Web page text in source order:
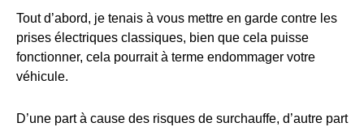
Tout d’abord, je tenais à vous mettre en garde contre les
prises électriques classiques, bien que cela puisse
fonctionner, cela pourrait à terme endommager votre
véhicule.
D’une part à cause des risques de surchauffe, d’autre part